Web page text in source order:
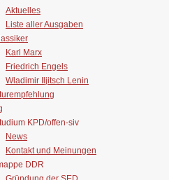
Aktuelles
Liste aller Ausgaben
Karl Marx
Friedrich Engels
Wladimir Iljitsch Lenin
KPD/offen-siv
News
Kontakt und Meinungen
DDR